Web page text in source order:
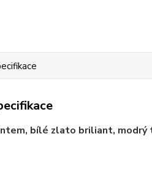
bílé zlato briliant,